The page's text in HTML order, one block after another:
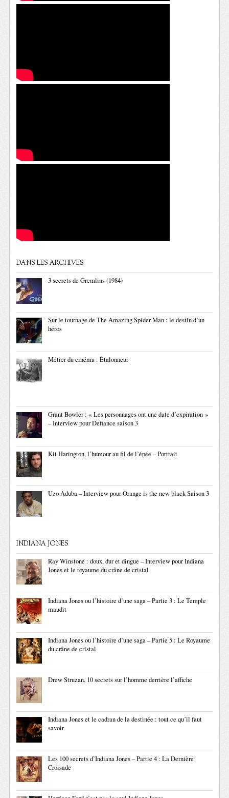
DANS LES ARCHIVES
3 secrets de Gremlins (1984)
Sur le tournage de The Amazing Spider-Man : le destin d’un
héros
Métier du cinéma : Étalonneur
Grant Bowler : « Les personnages ont une date d’expiration »
– Interview pour Defiance saison 3
Kit Harington, l’humour au fil de l’épée – Portrait
Uzo Aduba – Interview pour Orange is the new black Saison 3
INDIANA JONES
Ray Winstone : doux, dur et dingue – Interview pour Indiana
Jones et le royaume du crâne de cristal
Indiana Jones ou l’histoire d’une saga – Partie 3 : Le Temple
maudit
Indiana Jones ou l’histoire d’une saga – Partie 5 : Le Royaume
du crâne de cristal
Drew Struzan, 10 secrets sur l’homme derrière l’affiche
Indiana Jones et le cadran de la destinée : tout ce qu’il faut
savoir
Les 100 secrets d’Indiana Jones – Partie 4 : La Dernière
Croisade